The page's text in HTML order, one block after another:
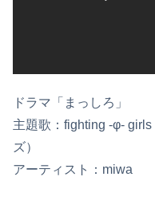
ドラマ「まっしろ」
主題歌：fighting -φ-
ズ）
アーティスト：miwa